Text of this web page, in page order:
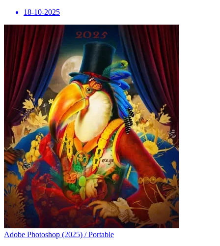
18-10-2025
Adobe Photoshop (2025) / Portable